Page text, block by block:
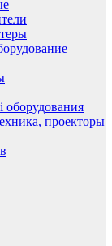
проекторы